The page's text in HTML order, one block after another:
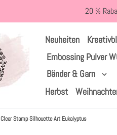
20 %
Neuheiten
Embossing Pulver
Bänder & Garn
Herbst
Clear Stamp Silhouette Art Eukalyptus